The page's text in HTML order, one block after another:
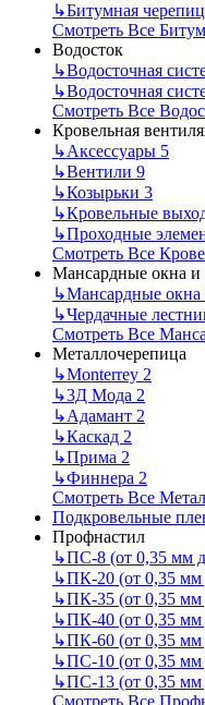
↳Битумная
Смотреть Все
Водосток
↳Водосточная
↳Водосточная
Смотреть Все
Кровельная
↳Аксессуары 5
↳Вентили 9
↳Козырьки 3
↳Кровельные
↳Проходные
Смотреть Все
Мансардные окна и
↳Мансардные окна
↳Чердачные
Смотреть Все
Металлочерепица
↳Monterrey 2
↳3Д Мода 2
↳Адамант 2
↳Каскад 2
↳Прима 2
↳Финнера 2
Смотреть Все
Подкровельные
Профнастил
↳ПС-8 (от 0,35 мм
↳ПК-20 (от 0,35 мм
↳ПК-35 (от 0,35 мм
↳ПК-40 (от 0,35 мм
↳ПК-60 (от 0,35 мм
↳ПС-10 (от 0,35 мм
↳ПС-13 (от 0,35 мм
Смотреть Все